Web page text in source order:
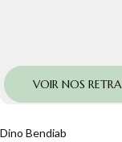
VOIR NOS
Dino Bendiab